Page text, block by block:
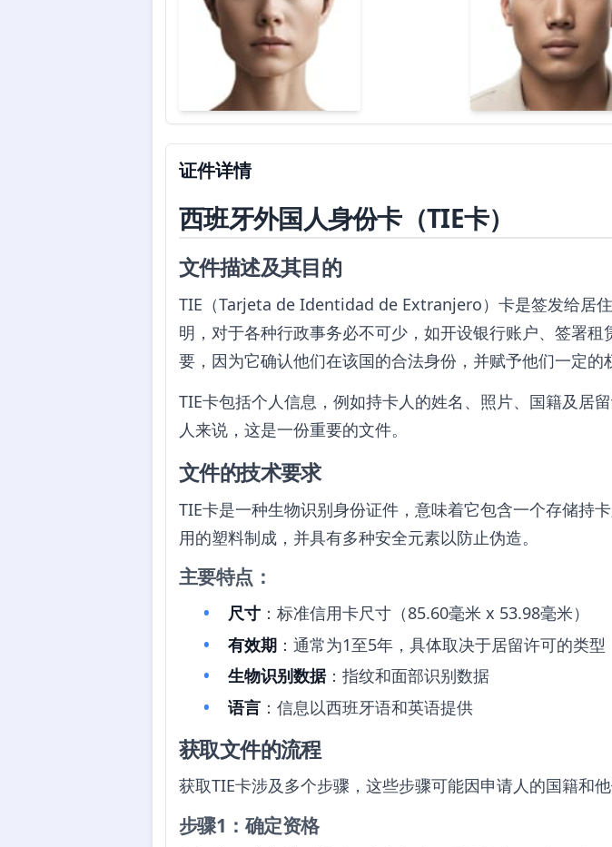
证件详情
西班牙外国人身份卡（TIE卡）
文件描述及其目的
TIE（Tarjeta de Identidad de Extranjero）卡是签发给居
明，对于各种行政事务必不可少，如开设银行账户、签署
要，因为它确认他们在该国的合法身份，并赋予他们一定的
TIE卡包括个人信息，例如持卡人的姓名、照片、国籍及居
人来说，这是一份重要的文件。
文件的技术要求
TIE卡是一种生物识别身份证件，意味着它包含一个存储持
用的塑料制成，并具有多种安全元素以防止伪造。
主要特点：
尺寸 ：标准信用卡尺寸（85.60毫米 x 53.98毫米）
有效期 ：通常为1至5年，具体取决于居留许可的类型
生物识别数据：指纹和面部识别数据
语言 ：信息以西班牙语和英语提供
获取文件的流程
获取TIE卡涉及多个步骤，这些步骤可能因申请人的国籍和
步骤1：确定资格